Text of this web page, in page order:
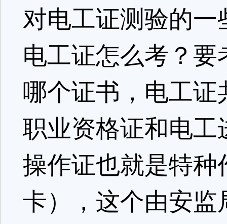
对电工证测验的
电工证怎么考？
哪个证书，电工
职业资格证和电
操作证也就是特
卡），这个由安